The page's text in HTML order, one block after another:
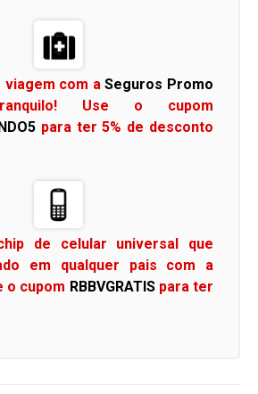
viagem com aSeguros Promo
Use o cupom
para ter 5% de desconto
de celular universal que
em qualquer pais com a
o cupom RBBVGRATIS para ter